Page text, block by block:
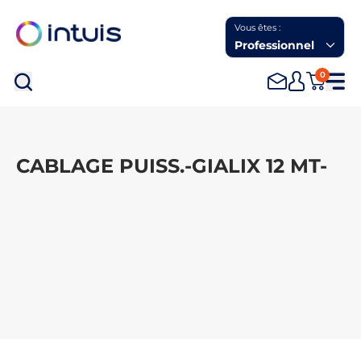
Vous êtes :
Professionnel
0
CABLAGE PUISS.-GIALIX 12 MT-